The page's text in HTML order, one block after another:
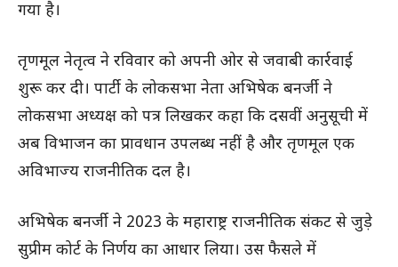
गया है।
तृणमूल नेतृत्व ने रविवार को अपनी ओर से जवाबी कार्रवाई
शुरू कर दी। पार्टी के लोकसभा नेता अभिषेक बनर्जी ने
लोकसभा अध्यक्ष को पत्र लिखकर कहा कि दसवीं अनुसूची में
अब विभाजन का प्रावधान उपलब्ध नहीं है और तृणमूल एक
अविभाज्य राजनीतिक दल है।
अभिषेक बनर्जी ने 2023 के महाराष्ट्र राजनीतिक संकट से जुड़े
सुप्रीम कोर्ट के निर्णय का आधार लिया। उस फैसले में